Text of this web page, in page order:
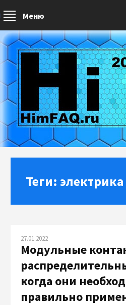
Меню
Теги: электрика
27.01.2022
Модульные
когда они
правильно